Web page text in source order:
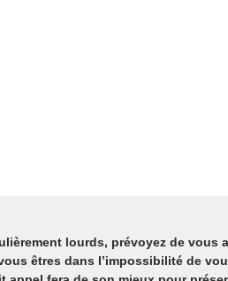
lourds, prévoyez de vous
êtres dans l’impossibilité de